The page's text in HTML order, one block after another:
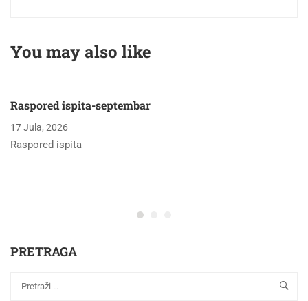
Mekića
You may also like
Raspored ispita-septembar
17 Jula, 2026
Raspored ispita
PRETRAGA